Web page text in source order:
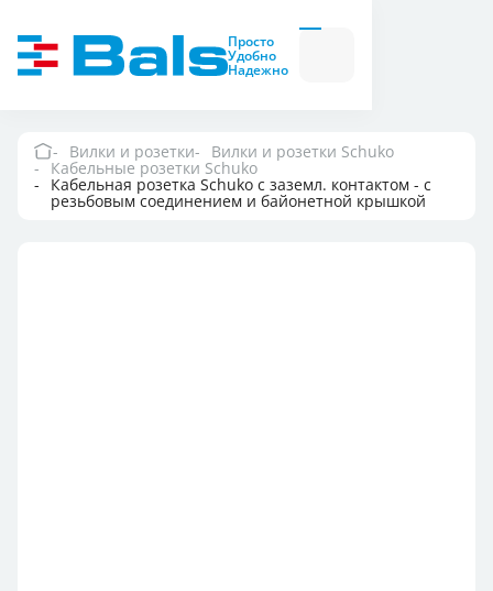
Просто
Удобно
Надежно
Вилки
и
розетки
модули
Вилки и розетки
Компания
Вилки и розетки Вилки и розетки Schuko
Кабельные розетки Schuko
Кабельная розетка Schuko с заземл. контактом - с
резьбовым соединением и байонетной крышкой